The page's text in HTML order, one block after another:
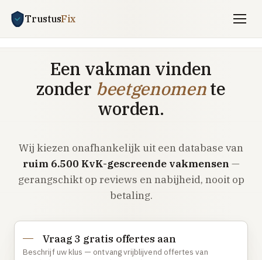
TrustusFix
Vind een vakman
CV-storing
Airco-storing
Warmtepomp-storing
Daklekkage
Afvoer verstopt
Een vakman vinden
zonder beetgenomente
worden.
Wij kiezen onafhankelijk uit een database van
ruim 6.500 KvK-gescreende vakmensen —
gerangschikt op reviews en nabijheid, nooit op
betaling.
Vraag 3 gratis offertes aan
Beschrijf uw klus — ontvang vrijblijvend offertes van